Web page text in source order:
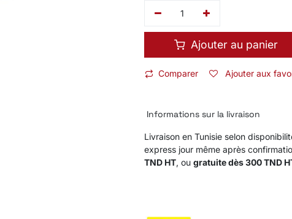
Ajouter au panier
Comparer Ajouter aux
Informations sur la livraison
Livraison en Tunisie selon
express jour même après
TND HT, ou gratuite dès 300 TND